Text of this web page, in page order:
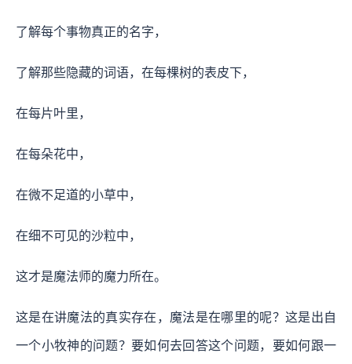
了解每个事物真正的名字，
了解那些隐藏的词语，在每棵树的表皮下，
在每片叶里，
在每朵花中，
在微不足道的小草中，
在细不可见的沙粒中，
这才是魔法师的魔力所在。
这是在讲魔法的真实存在，魔法是在哪里的呢？这是出自
一个小牧神的问题？要如何去回答这个问题，要如何跟一